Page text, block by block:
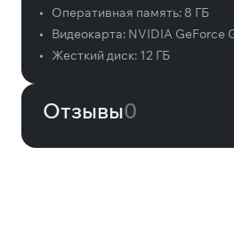
•
Оперативная память: 8 ГБ
•
Видеокарта: NVIDIA GeForce
•
Жесткий диск: 12 ГБ
Отзывы0